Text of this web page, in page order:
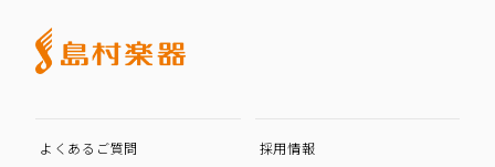
よくあるご質問 採用情報